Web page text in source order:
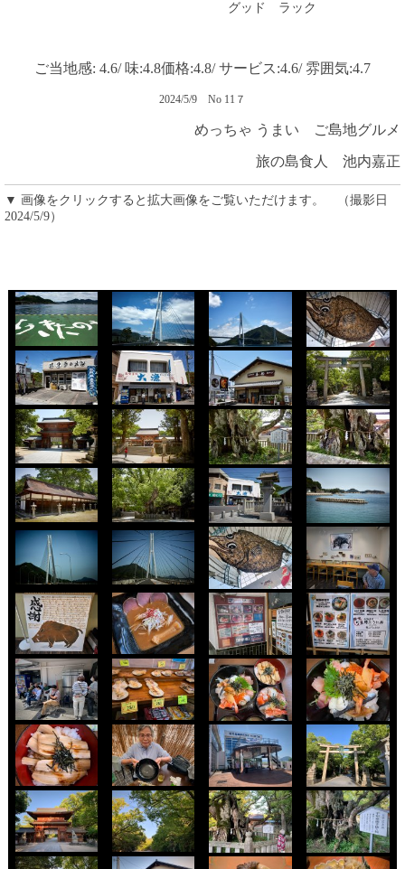
グッド ラック
ご当地感: 4.6/ 味:4.8価格:4.8/ サービス:4.6/ 雰囲気:4.7
2024/5/9 No 11７
めっちゃ うまい ご島地グルメ
旅の島食人 池内嘉正
▼ 画像をクリックすると拡大画像をご覧いただけます。 （撮影日
2024/5/9）